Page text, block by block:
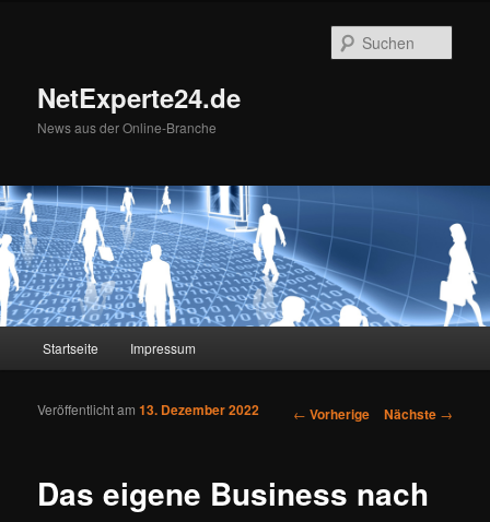
NetExperte24.de
News aus der Online-Branche
Zum Inhalt wechseln
Zum sekundären Inhalt wechseln
Startseite Impressum
Artikelnavigation
← Vorherige Nächste →
Das eigene Business nach
Veröffentlicht am13. Dezember 2022